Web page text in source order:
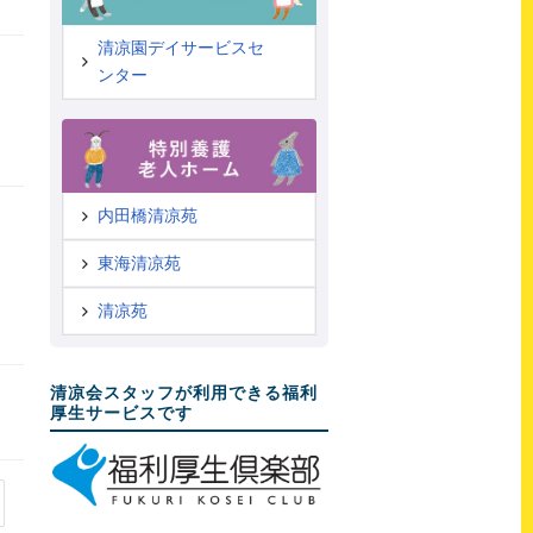
清凉園デイサービスセ
ンター
内田橋清凉苑
東海清凉苑
清凉苑
清凉会スタッフが利用できる福利
厚生サービスです